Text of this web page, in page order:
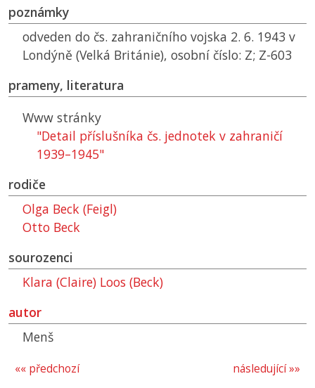
poznámky
odveden do čs. zahraničního vojska 2. 6. 1943 v
Londýně (Velká Británie), osobní číslo: Z; Z-603
prameny, literatura
Www stránky
"Detail příslušníka čs. jednotek v zahraničí
1939–1945"
rodiče
Olga Beck (Feigl)
Otto Beck
sourozenci
Klara (Claire) Loos (Beck)
autor
Menš
následující »»
«« předchozí